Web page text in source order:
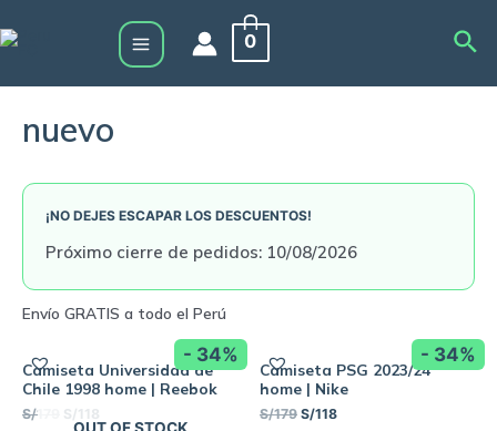
to
Main
0
nuevo
¡NO DEJES ESCAPAR LOS DESCUENTOS!
Próximo cierre de pedidos: 10/08/2026
- 34%
Camiseta Universidad de
Chile 1998 home | Reebok
S/179 S/118
- 34%
Camiseta PSG 2023/24
home | Nike
S/179 S/118